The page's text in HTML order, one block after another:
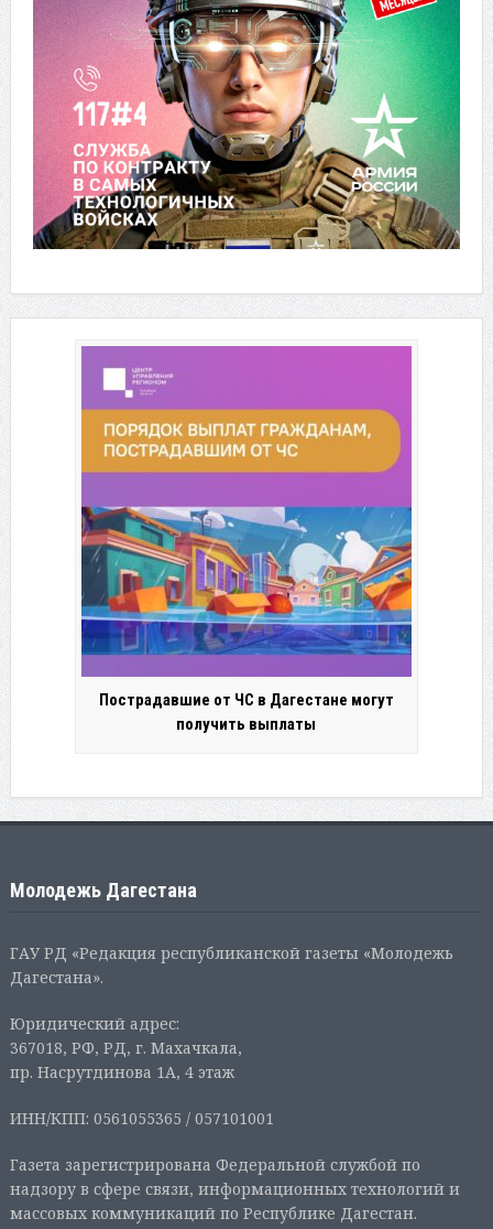
Пострадавшие от ЧС в Дагестане могут
получить выплаты
Молодежь Дагестана
ГАУ РД «Редакция республиканской газеты «Молодежь
Дагестана».
Юридический адрес:
367018, РФ, РД, г. Махачкала,
пр. Насрутдинова 1А, 4 этаж
ИНН/КПП: 0561055365 / 057101001
Газета зарегистрирована Федеральной службой по
надзору в сфере связи, информационных технологий и
массовых коммуникаций по Республике Дагестан.